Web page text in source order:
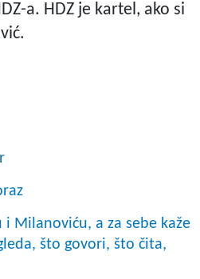
a. HDZ je kartel, ako si
i Milanoviću, a za sebe kaže
što govori, što čita,